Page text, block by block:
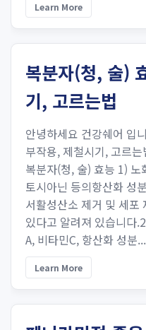
Learn More
복분자(청, 술)
기, 고르는법
안녕하세요 건강쉐어 입
부작용, 제철시기, 고르
복분자(청, 술) 효능 1)
토시아닌 등의항산화 성
서활성산소 제거 및 세포
있다고 알려져 있습니다
A, 비타민C, 항산화 성분...
Learn More